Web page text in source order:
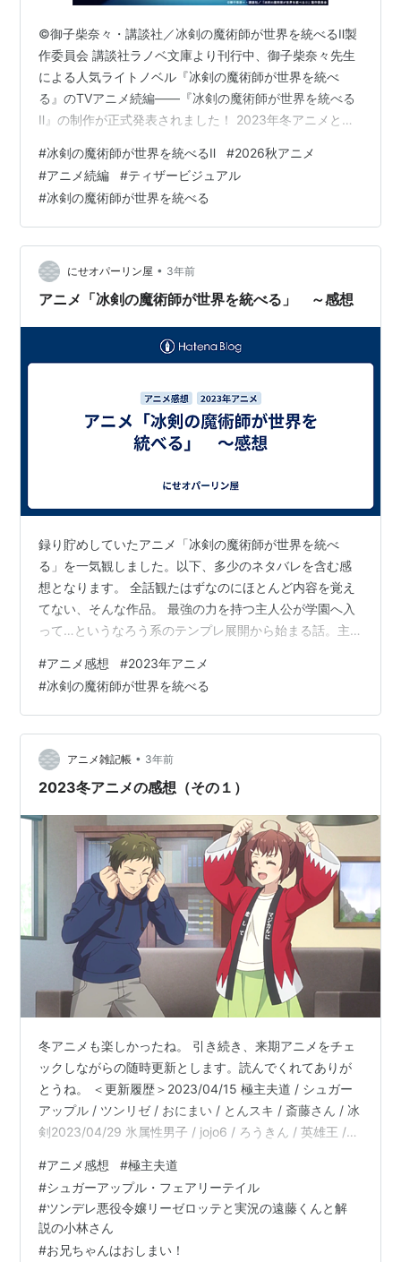
©御子柴奈々・講談社／冰剣の魔術師が世界を統べるⅡ製
作委員会 講談社ラノベ文庫より刊行中、御子柴奈々先生
による人気ライトノベル『冰剣の魔術師が世界を統べ
る』のTVアニメ続編――『冰剣の魔術師が世界を統べる
Ⅱ』の制作が正式発表されました！ 2023年冬アニメとし
を集めた“冰剣”が、ついに帰ってきます！ 放送は2026年
10月予定！レイたちの新たな戦いへ 今回発表された続編
タイトルは『冰剣の魔術師が世界を統べるⅡ』。放送開始
時期は2026年10月予定となっています。 第1期放送から
約3年半。正直、「続編は厳しいかもしれない……」と思
っていたファンも…
#冰剣の魔術師が世界を統べるⅡ #2026秋アニメ
#アニメ続編 #ティザービジュアル
#冰剣の魔術師が世界を統べる
にせオパーリン屋 • 3年前
アニメ「冰剣の魔術師が世界を統べる」 ～感想
録り貯めしていたアニメ「冰剣の魔術師が世界を統べ
る」を一気観しました。以下、多少のネタバレを含む感
想となります。 全話観たはずなのにほとんど内容を覚え
てない、そんな作品。 最強の力を持つ主人公が学園へ入
って…というなろう系のテンプレ展開から始まる話。主
強の力を持っていたみたいで幼い頃から戦いに明け暮れ
ていた主人公を年相応に学園に通わせようと(親替わりの
元同僚たちが提案して…)いう所から始まるのですが、学
園で出逢ったヒロイン達が主人公に惚れるハーレム展開
というお定まりの物語。 ヒロインも4～5人が登場します
がホント表面的な属性のみ与えられた様なキ…
#アニメ感想 #2023年アニメ
#冰剣の魔術師が世界を統べる
アニメ雑記帳 • 3年前
2023冬アニメの感想（その１）
冬アニメも楽しかったね。 引き続き、来期アニメをチェ
ックしながらの随時更新とします。読んでくれてありが
とうね。 ＜更新履歴＞2023/04/15 極主夫道 / シュガー
アップル / ツンリゼ / おにまい / とんスキ / 斎藤さん / 冰
剣2023/04/29 氷属性男子 / jojo6 / ろうきん / 英雄王 /
上主義 / 防振り2 / 永久少年2023/07/29 人間不信 / テク
ノロイド / 吸死2 / 不滅 / 転天 / Buddy Daddies 極主夫道
（シーズン2 - 前半） シュガーアップル・フェアリ…
#アニメ感想 #極主夫道
#シュガーアップル・フェアリーテイル
#ツンデレ悪役令嬢リーゼロッテと実況の遠藤くんと解
説の小林さん
#お兄ちゃんはおしまい！